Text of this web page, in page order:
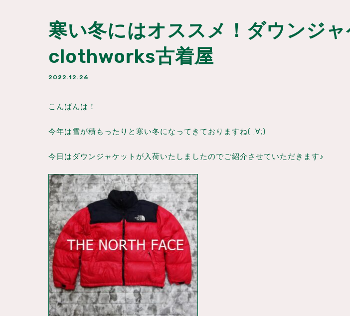
寒い冬にはオススメ！ダウンジ
clothworks古着屋
2022.12.26
こんばんは！
今年は雪が積もったりと寒い冬になってきておりますね( ;∀;)
今日はダウンジャケットが入荷いたしましたのでご紹介させていただきます♪